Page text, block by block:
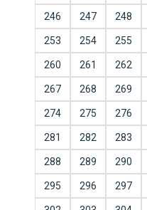
246 247 248
253 254 255
260 261 262
267 268 269
274 275 276
281 282 283
288 289 290
295 296 297